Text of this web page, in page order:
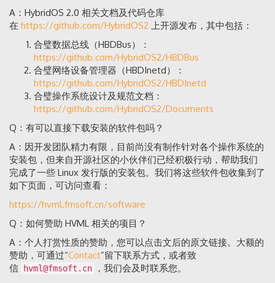
A：HybridOS 2.0 相关文档及代码仓库
在 https://github.com/HybridOS2 上开源发布，其中包括：
合璧数据总线（HBDBus）：
https://github.com/HybridOS2/HBDBus
合璧网络设备管理器（HBDInetd）：
https://github.com/HybridOS2/HBDInetd
合璧操作系统设计及规范文档：
https://github.com/HybridOS2/Documents
Q：有可以直接下载安装的软件包吗？
A：因开发团队精力有限，目前尚没有制作针对各个操作系统的
安装包，但来自开源社区的小伙伴们已经积极行动，帮助我们
完成了一些 Linux 发行版的安装包。我们将这些软件包收集到了
如下页面，可访问查看：
https://hvml.fmsoft.cn/software
Q：如何赞助 HVML 相关的项目？
A：个人打赏性质的赞助，您可以点击文后的原文链接。大额的
赞助，可通过“Contact”留下联系方式，或者致
信
hvml@fmsoft.cn ，我们会及时联系您。